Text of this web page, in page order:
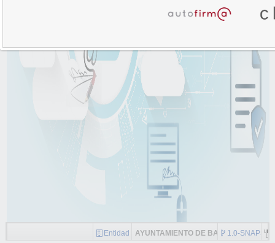
Entidad AYUNTAMIENTO DE BAYARQUE
1.0-